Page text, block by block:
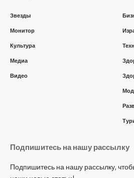
Звезды
Монитор
Культура
Медиа
Видео
Подпишитесь на нашу рассылку
Подпишитесь на нашу рассылку,